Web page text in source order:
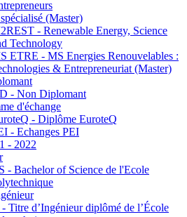
(Master)
- Renewable Energy, Science
Technology
ETRE - MS Energies Renouvelables :
& Entrepreneuriat (Master)
- Non Diplomant
d'échange
- Diplôme EuroteQ
- Echanges PEI
- 2022
- Bachelor of Science de l'Ecole
Titre d’Ingénieur diplômé de l’École